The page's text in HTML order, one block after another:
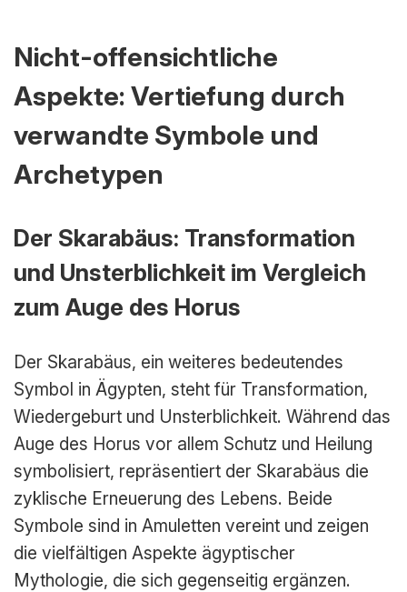
Nicht-offensichtliche
Aspekte: Vertiefung durch
verwandte Symbole und
Archetypen
Der Skarabäus: Transformation
und Unsterblichkeit im Vergleich
zum Auge des Horus
Der Skarabäus, ein weiteres bedeutendes
Symbol in Ägypten, steht für Transformation,
Wiedergeburt und Unsterblichkeit. Während das
Auge des Horus vor allem Schutz und Heilung
symbolisiert, repräsentiert der Skarabäus die
zyklische Erneuerung des Lebens. Beide
Symbole sind in Amuletten vereint und zeigen
die vielfältigen Aspekte ägyptischer
Mythologie, die sich gegenseitig ergänzen.